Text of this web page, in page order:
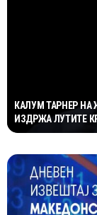
КАЛУМ ТАРНЕР НА
ИЗДРЖА ЛУТИТЕ